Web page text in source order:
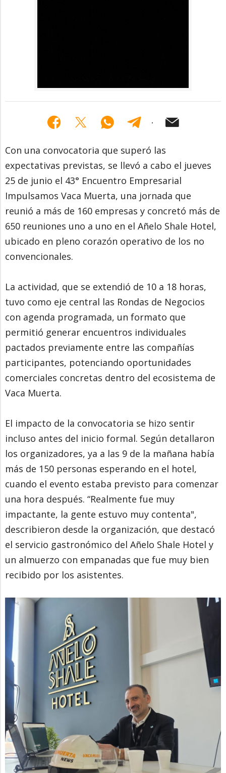
Con una convocatoria que superó las
expectativas previstas, se llevó a cabo el jueves
25 de junio el 43° Encuentro Empresarial
Impulsamos Vaca Muerta, una jornada que
reunió a más de 160 empresas y concretó más de
650 reuniones uno a uno en el Añelo Shale Hotel,
ubicado en pleno corazón operativo de los no
convencionales.
La actividad, que se extendió de 10 a 18 horas,
tuvo como eje central las Rondas de Negocios
con agenda programada, un formato que
permitió generar encuentros individuales
pactados previamente entre las compañías
participantes, potenciando oportunidades
comerciales concretas dentro del ecosistema de
Vaca Muerta.
El impacto de la convocatoria se hizo sentir
incluso antes del inicio formal. Según detallaron
los organizadores, ya a las 9 de la mañana había
más de 150 personas esperando en el hotel,
cuando el evento estaba previsto para comenzar
una hora después. “Realmente fue muy
impactante, la gente estuvo muy contenta",
describieron desde la organización, que destacó
el servicio gastronómico del Añelo Shale Hotel y
un almuerzo con empanadas que fue muy bien
recibido por los asistentes.